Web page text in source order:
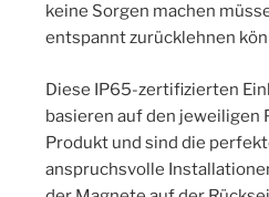
keine Sorgen machen
entspannt zurücklehnen
Diese IP65-zertifizierten
basieren auf den jeweiligen
Produkt und sind die
anspruchsvolle